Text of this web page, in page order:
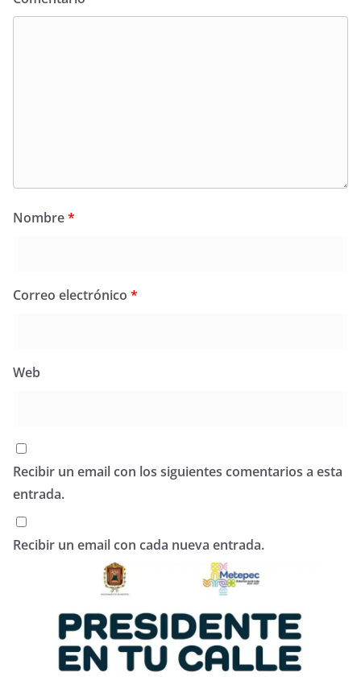
Nombre*
Correo electrónico *
Web
Recibir un email con los siguientes comentarios a esta
entrada.
Recibir un email con cada nueva entrada.